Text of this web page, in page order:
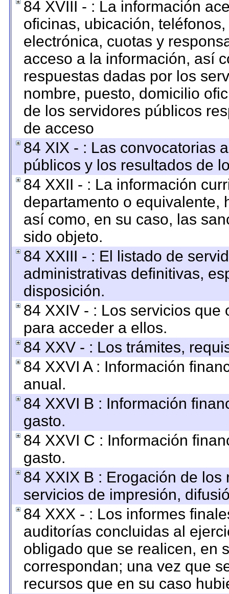
84 XVIII - : La información
oficinas, ubicación,
electrónica, cuotas y
acceso a la información, así
respuestas dadas por los
nombre, puesto, domicilio
de los servidores públicos
de acceso
84 XIX - : Las convocatorias
públicos y los resultados de
84 XXII - : La información
departamento o equivalente,
así como, en su caso, las
sido objeto.
84 XXIII - : El listado de
administrativas definitivas,
disposición.
84 XXIV - : Los servicios
para acceder a ellos.
84 XXV - : Los trámites,
84 XXVI A : Información
anual.
84 XXVI B : Información
gasto.
84 XXVI C : Información
gasto.
84 XXIX B : Erogación de
servicios de impresión,
84 XXX - : Los informes
auditorías concluidas al
obligado que se realicen, en
correspondan; una vez que
recursos que en su caso